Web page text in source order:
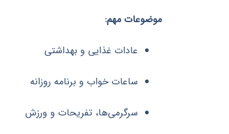
موضوعات مهم:
عادات غذایی و بهداشتی
ساعات خواب و برنامه روزانه
سرگرمی‌ها، تفریحات و ورزش